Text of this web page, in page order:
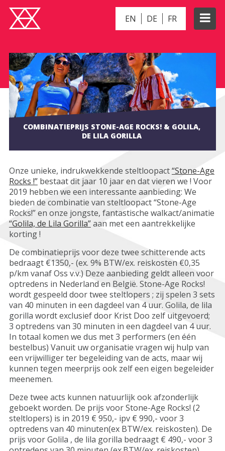
EN DE FR
COMBINATIEPRIJS STONE-AGE ROCKS! & GOLILA,
DE LILA GORILLA
Onze unieke, indrukwekkende steltloopact“Stone-Age
Rocks !”bestaat dit jaar 10 jaar en dat vieren we ! Voor
2019 hebben we een interessante aanbieding: We
bieden de combinatie van steltloopact “Stone-Age
Rocks!” en onze jongste, fantastische walkact/animatie
“Golila, de Lila Gorilla”aan met een aantrekkelijke
korting !
De combinatieprijs voor deze twee schitterende acts
bedraagt €1350,- (ex. 9% BTW/ex. reiskosten €0,35
p/km vanaf Oss v.v.) Deze aanbieding geldt alleen voor
optredens in Nederland en België. Stone-Age Rocks!
wordt gespeeld door twee steltlopers ; zij spelen 3 sets
van 40 minuten in een dagdeel van 4 uur. Golila, de lila
gorilla wordt exclusief door Krist Doo zelf uitgevoerd;
3 optredens van 30 minuten in een dagdeel van 4 uur.
In totaal komen we dus met 3 performers (en één
bestelbus) Vanuit uw organisatie vragen wij hulp van
een vrijwilliger ter begeleiding van de acts, maar wij
kunnen tegen meerprijs ook zelf een eigen begeleider
meenemen.
Deze twee acts kunnen natuurlijk ook afzonderlijk
geboekt worden. De prijs voor Stone-Age Rocks! (2
steltlopers) is in 2019 € 950,- ipv € 990,- voor 3
optredens van 40 minuten(ex BTW/ex. reiskosten). De
prijs voor Golila , de lila gorilla bedraagt € 490,- voor 3